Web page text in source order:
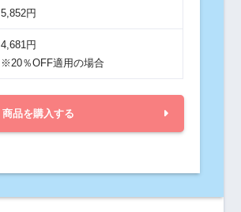
5,852円
4,681円
※20％OFF適用の場合
商品を購入する